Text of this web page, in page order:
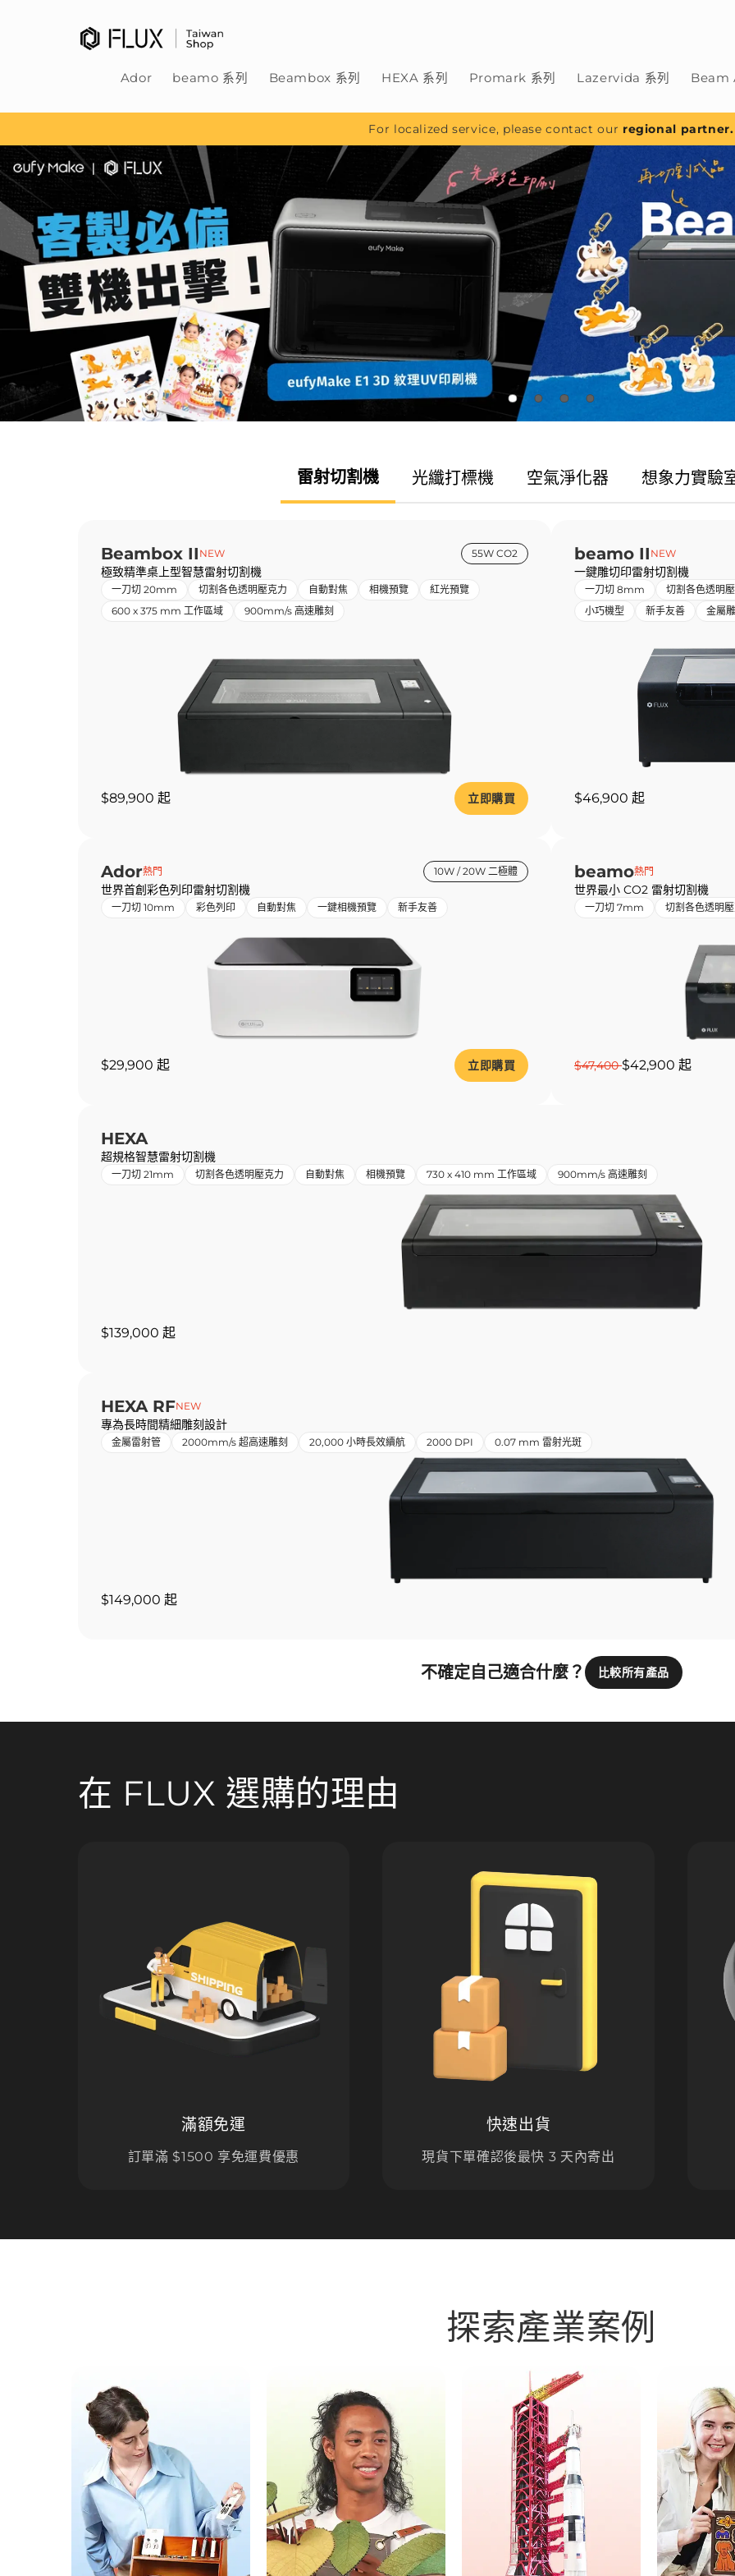
Ador beamo 系列 Beambox 系列 HEXA 系列 Promark 系列 Lazervida 系列 Beam
For localized service, please contact our regional partner.
雷射切割機 光纖打標機 空氣淨化器 想象力實驗
Beambox II NEW 55W CO2
極致精準桌上型智慧雷射切割機
一刀切 20mm 切割各色透明壓克力 自動對焦 相機預覽
紅光預覽
600 x 375 mm 工作區域
900mm/s 高速雕刻
$89,900 起 立即購買
beamo II NEW
一鍵雕切印雷射切割機
一刀切 8mm
切割各色透明
小巧機型
新手友善 金屬
$46,900 起
Ador熱門 10W / 20W 二極體
世界首創彩色列印雷射切割機
一刀切 10mm 彩色列印 自動對焦 一鍵相機預覽 新手友善
$29,900 起 立即購買
beamo熱門
世界最小 CO2 雷射切割機
一刀切 7mm 切割各色透明
$47,400$42,900 起
HEXA
超規格智慧雷射切割機
一刀切 21mm 切割各色透明壓克力 自動對焦 相機預覽 730 x 410 mm 工作區域 900mm/s 高速雕刻
$139,000 起
HEXA RFNEW
專為長時間精細雕刻設計
金屬雷射管 2000mm/s 超高速雕刻 20,000 小時長效續航 2000 DPI 0.07 mm 雷射光斑
$149,000 起
不確定自己適合什麼？ 比較所有產品
在 FLUX 選購的理由
滿額免運
訂單滿 $1500 享免運費優惠
快速出貨
現貨下單確認後最快 3 天內寄出
探索產業案例